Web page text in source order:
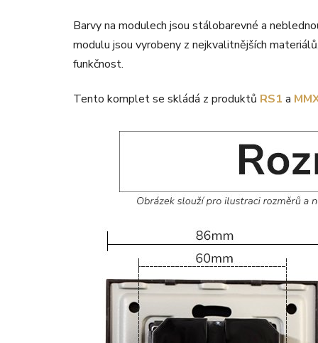
Barvy na modulech jsou stálobarevné a
modulu jsou vyrobeny z nejkvalitnějších
funkčnost.
Tento komplet se skládá z produktů RS1 a